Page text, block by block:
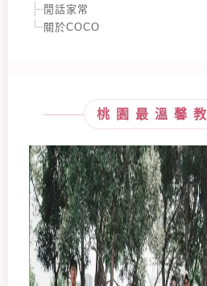
閒話家常
關於COCO
桃園最溫馨